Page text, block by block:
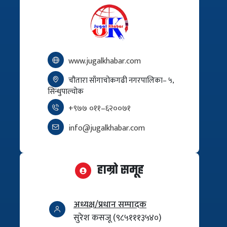
www.jugalkhabar.com
चौतारा साँगाचोकगढी नगरपालिका– ५,
सिन्धुपाल्चोक
+९७७ ०११–६२००७१
info@jugalkhabar.com
हाम्रो समूह
अध्यक्ष/प्रधान सम्पादक
सुरेश कसजू (९८५१११३५४०)